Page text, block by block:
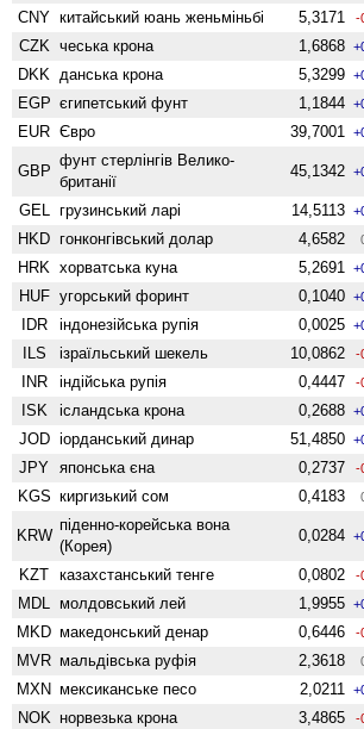
CNY китайський юань женьмiньбi 5,3171 -
CZK чеська крона 1,6868
DKK данська крона 5,3299
EGP єгипетський фунт 1,1844
EUR Євро 39,7001
GBP
фунт стерлінгів Велико­
британії
45,1342
GEL грузинський ларі 14,5113
HKD гонконгівський долар 4,6582
HRK хорватська куна 5,2691
HUF угорський форинт 0,1040
IDR індонезійська рупія 0,0025
ILS ізраїльський шекель 10,0862 -
INR індійська рупія 0,4447 -
ISK ісландська крона 0,2688
JOD іорданський динар 51,4850
JPY японська єна 0,2737 -
KGS киргизький сом 0,4183
KRW
піденно-корейська вона
(Корея)
0,0284
KZT казахстанський тенге 0,0802 -
MDL молдовський лей 1,9955
MKD македонський денар 0,6446 -
MVR мальдівська руфія 2,3618
MXN мексиканське песо 2,0211
NOK норвезька крона 3,4865 -